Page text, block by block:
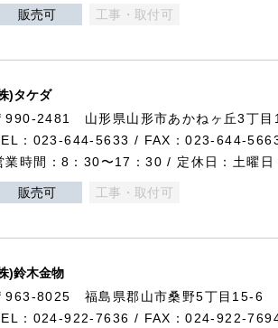
販売可 工事・取付可
)タケダ
990-2481 山形県山形市あかねヶ丘3丁目
：023-644-5633 / FAX：023-644-
業時間：8：30〜17：30 / 定休日：土曜日
販売可 工事・取付可
)鈴木金物
963-8025 福島県郡山市桑野5丁目15-6
：024-922-7636 / FAX：024-922-